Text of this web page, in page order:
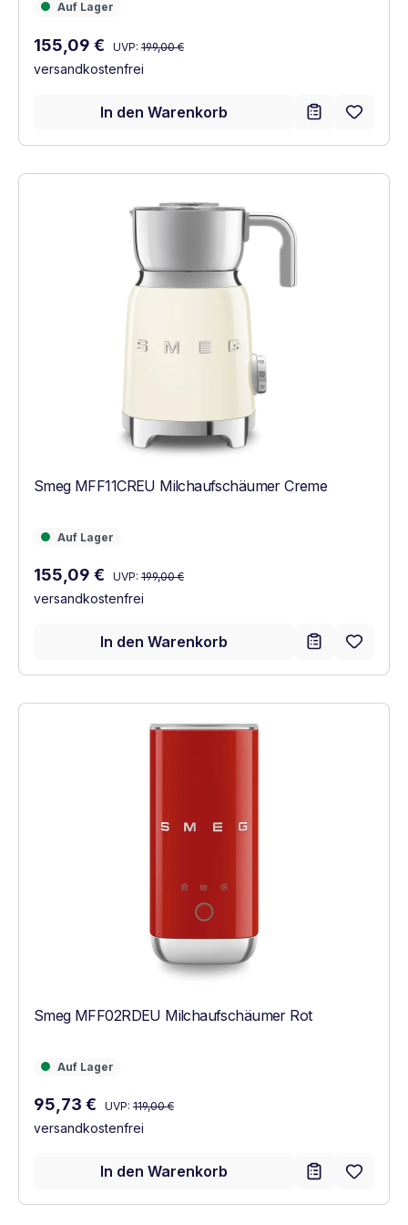
Auf Lager
Auf Lager
Verkaufspreis:
155,09 € Regulärer Preis:
UVP: 199,00 €
versandkostenfrei
In den Warenkorb
Smeg MFF11CREU Milchaufschäumer Creme
Auf Lager
Auf Lager
Verkaufspreis:
155,09 € Regulärer Preis:
UVP: 199,00 €
versandkostenfrei
In den Warenkorb
Smeg MFF02RDEU Milchaufschäumer Rot
Auf Lager
Auf Lager
Verkaufspreis:
95,73 € Regulärer Preis:
UVP: 119,00 €
versandkostenfrei
In den Warenkorb